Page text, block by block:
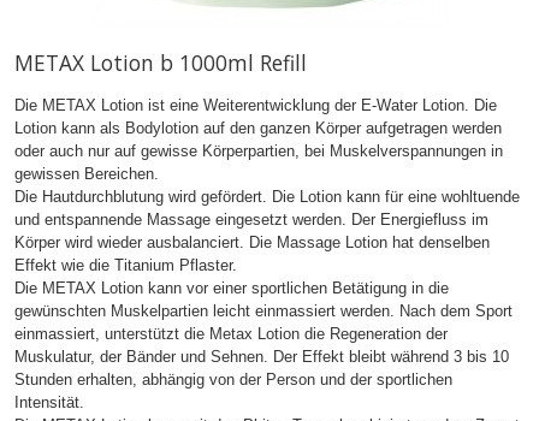
METAX Lotion b 1000ml Refill
Die METAX Lotion ist eine Weiterentwicklung der E-Water Lotion. Die
Lotion kann als Bodylotion auf den ganzen Körper aufgetragen werden
oder auch nur auf gewisse Körperpartien, bei Muskelverspannungen in
gewissen Bereichen.
Die Hautdurchblutung wird gefördert. Die Lotion kann für eine wohltuende
und entspannende Massage eingesetzt werden. Der Energiefluss im
Körper wird wieder ausbalanciert. Die Massage Lotion hat denselben
Effekt wie die Titanium Pflaster.
Die METAX Lotion kann vor einer sportlichen Betätigung in die
gewünschten Muskelpartien leicht einmassiert werden. Nach dem Sport
einmassiert, unterstützt die Metax Lotion die Regeneration der
Muskulatur, der Bänder und Sehnen. Der Effekt bleibt während 3 bis 10
Stunden erhalten, abhängig von der Person und der sportlichen
Intensität.